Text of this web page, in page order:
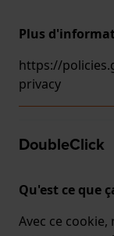
Plus
https://
privacy
DoubleClick
Qu'est ce que
Avec ce